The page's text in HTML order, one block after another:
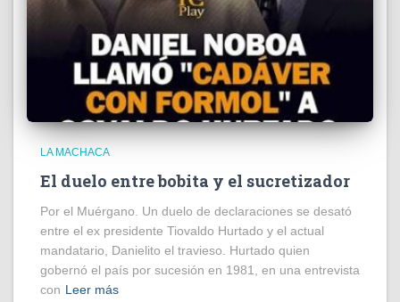
LA MACHACA
El duelo entre bobita y el sucretizador
Por el Muérgano. Un duelo de declaraciones se desató
entre el ex presidente Tiovaldo Hurtado y el actual
mandatario, Danielito el travieso. Hurtado quien
gobernó el país por sucesión en 1981, en una entrevista
con Leer más